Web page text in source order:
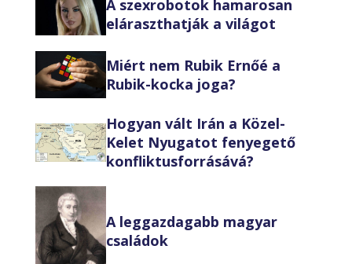
A szexrobotok hamarosan
eláraszthatják a világot
Miért nem Rubik Ernőé a
Rubik-kocka joga?
Hogyan vált Irán a Közel-
Kelet Nyugatot fenyegető
konfliktusforrásává?
A leggazdagabb magyar
családok